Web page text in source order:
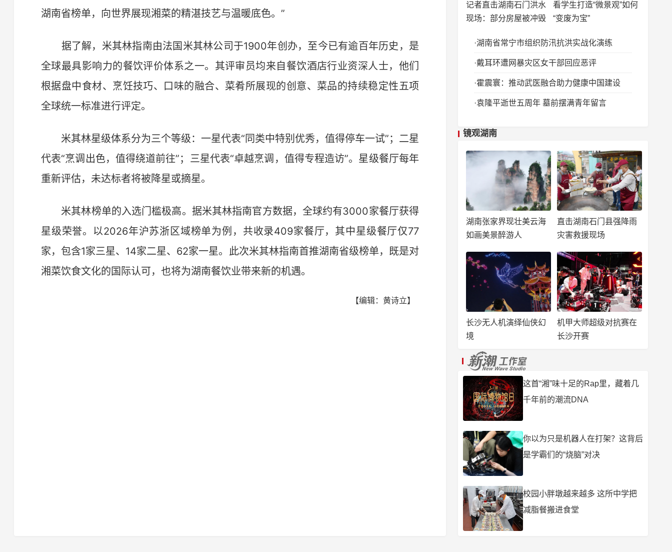
湖南省榜单，向世界展现湘菜的精湛技艺与温暖底色。”
据了解，米其林指南由法国米其林公司于1900年创办，至今已有逾百年历史，是
全球最具影响力的餐饮评价体系之一。其评审员均来自餐饮酒店行业资深人士，他们
根据盘中食材、烹饪技巧、口味的融合、菜肴所展现的创意、菜品的持续稳定性五项
全球统一标准进行评定。
米其林星级体系分为三个等级：一星代表“同类中特别优秀，值得停车一试”；二星
代表“烹调出色，值得绕道前往”；三星代表“卓越烹调，值得专程造访”。星级餐厅每年
重新评估，未达标者将被降星或摘星。
米其林榜单的入选门槛极高。据米其林指南官方数据，全球约有3000家餐厅获得
星级荣誉。以2026年沪苏浙区域榜单为例，共收录409家餐厅，其中星级餐厅仅77
家，包含1家三星、14家二星、62家一星。此次米其林指南首推湖南省级榜单，既是对
湘菜饮食文化的国际认可，也将为湖南餐饮业带来新的机遇。
【编辑：黄诗立】
记者直击湖南石门洪水
现场：部分房屋被冲毁
看学生打造“微景观”如何
“变废为宝”
湖南省常宁市组织防汛抗洪实战化演练
戴耳环遭网暴灾区女干部回应恶评
霍震寰：推动武医融合助力健康中国建设
袁隆平逝世五周年 墓前摆满青年留言
镜观湖南
湖南张家界现壮美云海
如画美景醉游人
直击湖南石门县强降雨
灾害救援现场
长沙无人机演绎仙侠幻
境
机甲大师超级对抗赛在
长沙开赛
这首“湘”味十足的Rap里，藏着几
千年前的潮流DNA
你以为只是机器人在打架？这背后
是学霸们的“烧脑”对决
校园小胖墩越来越多 这所中学把
减脂餐搬进食堂